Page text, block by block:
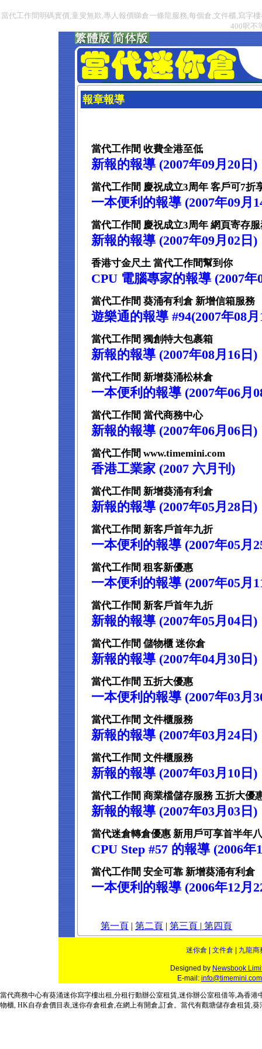
當代工作間明碼實價,童叟無欺,專人報價睇倉一條龍服務,每個倉,文件櫃,寫字
400呎不
報章報導
當代工作間 收費全港至低
新報的報導 (2007年09月20日)
當代工作間 慶祝成立3周年 客戶可7折
一本便利的報導 (2007年09月
當代工作間 慶祝成立3周年 網頁寄存
新報的報導 (2007年09月02日)
香港寸金尺土 當代工作間幫到你
CPU 電腦專家的報導 (2007年
當代工作間 葵涌有利倉 新增信箱服務
遊樂通的報導 #94(2007年08
當代工作間 獨創特大包裹箱
新報的報導 (2007年08月16日)
當代工作間 新增葵涌松林倉
一本便利的報導 (2007年06月
當代工作間 當代商務中心
新報的報導 (2007年06月06日)
當代工作間 www.timemini.com
香港工業家 (2007 六月刊)
當代工作間 新增葵涌有利倉
新報的報導 (2007年05月28日)
當代工作間 新客戶首年九折
一本便利的報導 (2007年05月
當代工作間 租客新優惠
一本便利的報導 (2007年05月
當代工作間 新客戶首年九折
新報的報導 (2007年05月04日)
當代工作間 儲物櫃 迷你倉
新報的報導 (2007年04月30日)
當代工作間 五折大優惠
一本便利的報導 (2007年03月
當代工作間 文件櫃服務
新報的報導 (2007年03月24日)
當代工作間 文件櫃服務
新報的報導 (2007年03月10日)
當代工作間 商業檔儲存服務 五折大優
新報的報導 (2007年03月03日)
當代迷倉轉倉優惠 新用戶可享首半年
CPU Step #57 的報導 (2006年
當代工作間 安全可靠 新增葵涌有利倉
一本便利的報導 (2006年12月
第一頁 | 第二頁 | 第三頁 | 第四頁
迷你倉| 文件倉| 九龍商
Designed by Newsbook
E-mail: info@timemini.com
當代商務中心有葵涌迷你寫字樓出租,分租行動辦公室租賃,迷你辦公室租借等,為香港
物櫃, HK自存倉價目表,迷你存倉租倉,在網上有開倉,訂倉。 當代有觀塘儲存倉租賃,葵